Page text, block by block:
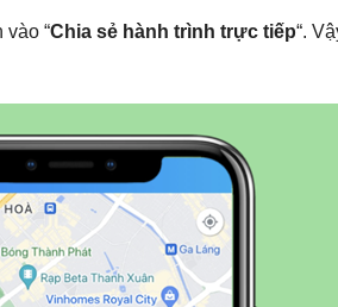
vào “Chia sẻ hành trình trực tiếp“.